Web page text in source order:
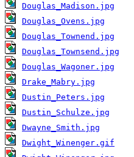
Douglas_Madison.jpg
Douglas_Ovens.jpg
Douglas_Townend.jpg
Douglas_Townsend.jpg
Douglas_Wagoner.jpg
Drake_Mabry.jpg
Dustin_Peters.jpg
Dustin_Schulze.jpg
Dwayne_Smith.jpg
Dwight_Winenger.gif